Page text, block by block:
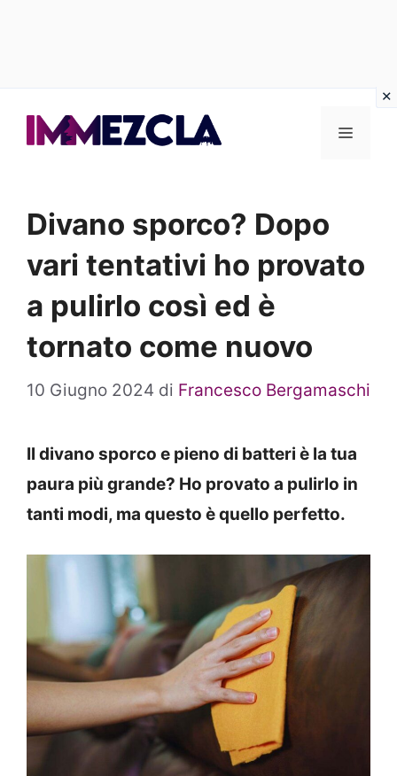
Menu
Divano sporco? Dopo
vari tentativi ho provato
a pulirlo così ed è
tornato come nuovo
10 Giugno 2024 di Francesco Bergamaschi
Il divano sporco e pieno di batteri è la tua
paura più grande? Ho provato a pulirlo in
tanti modi, ma questo è quello perfetto.